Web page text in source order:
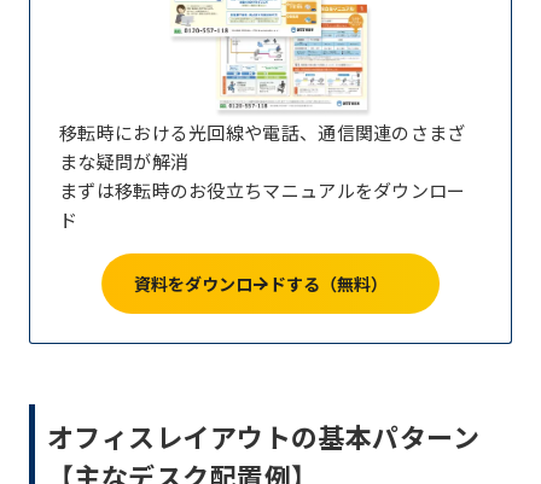
移転時における光回線や電話、通信関連のさまざ
まな疑問が解消
まずは移転時のお役立ちマニュアルをダウンロー
ド
資料をダウンロードする（無料）
オフィスレイアウトの基本パターン
【主なデスク配置例】